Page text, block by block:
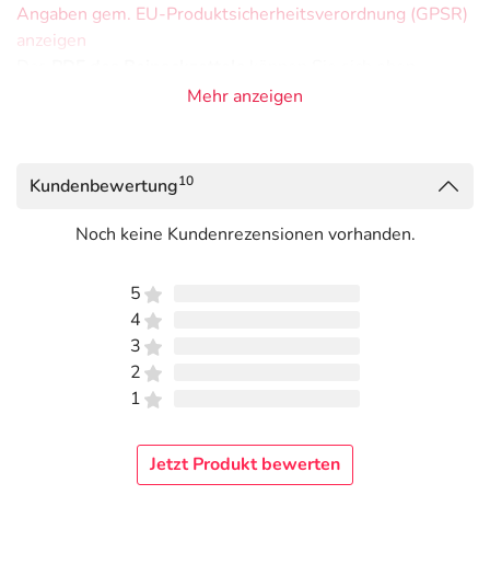
Angaben gem. EU-Produktsicherheitsverordnung (GPSR)
anzeigen
Mehr anzeigen
Kundenbewertung10
Noch keine Kundenrezensionen vorhanden.
5
4
3
2
1
Jetzt Produkt bewerten